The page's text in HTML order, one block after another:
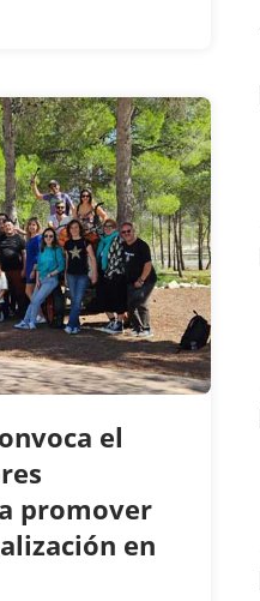
el
promover
en